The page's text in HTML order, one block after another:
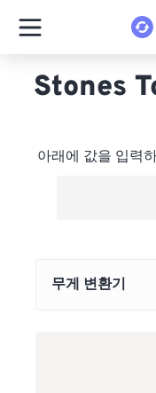
Stones
아래에 값을 입력